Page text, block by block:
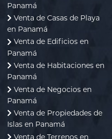
Panamá
Venta de Casas de Playa
en Panamá
Venta de Edificios en
Panamá
Venta de Habitaciones en
Panamá
Venta de Negocios en
Panamá
Venta de Propiedades de
Islas en Panamá
Venta de Terrenos en